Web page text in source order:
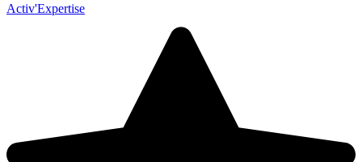
Activ'Expertise